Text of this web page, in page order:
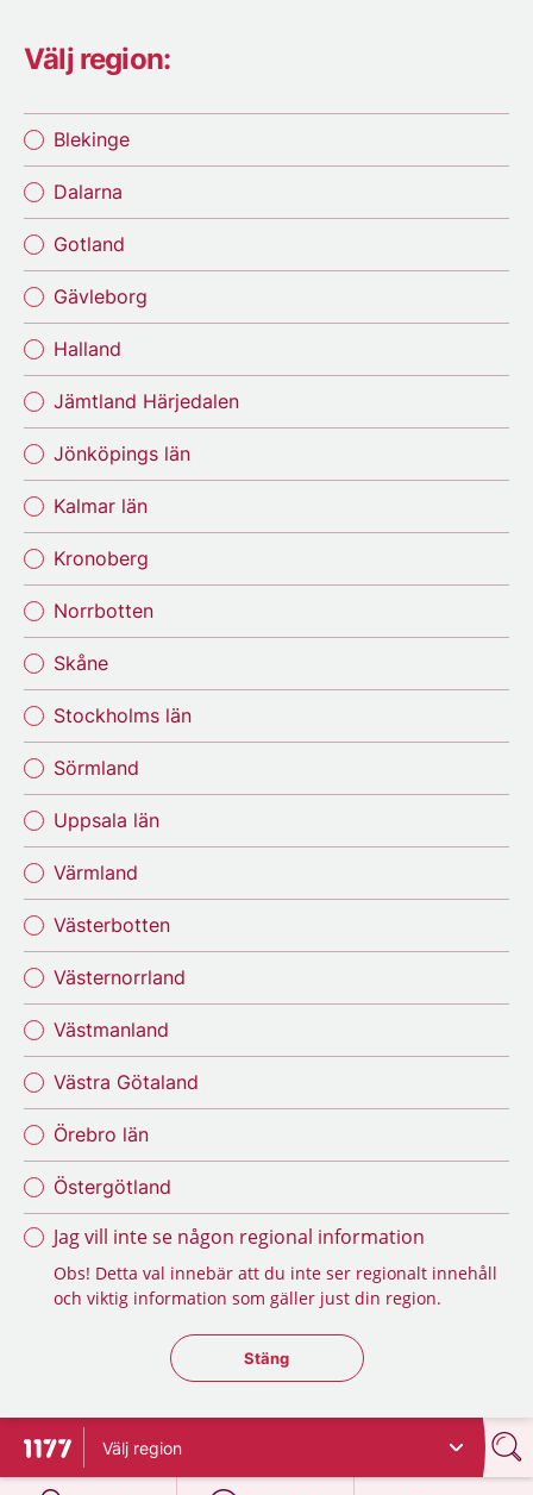
Välj region:
Blekinge
Dalarna
Gotland
Gävleborg
Halland
Jämtland Härjedalen
Jönköpings län
Kalmar län
Kronoberg
Norrbotten
Skåne
Stockholms län
Sörmland
Uppsala län
Värmland
Västerbotten
Västernorrland
Västmanland
Västra Götaland
Örebro län
Östergötland
Jag vill inte se någon regional information
Obs! Detta val innebär att du inte ser regionalt innehåll
och viktig information som gäller just din region.
Stäng regionsväljaren
Stäng
Till startsidan för 1177
Välj region
på 1177.se
på 1177.se